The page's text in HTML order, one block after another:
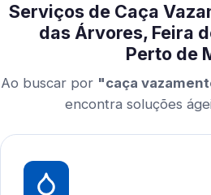
Serviços de Caça
das Árvores, Feira
Perto de
Ao buscar por "caça
encontra soluções